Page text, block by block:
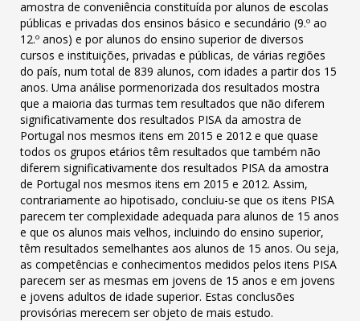
amostra de conveniência constituída por alunos de escolas
públicas e privadas dos ensinos básico e secundário (9.º ao
12.º anos) e por alunos do ensino superior de diversos
cursos e instituições, privadas e públicas, de várias regiões
do país, num total de 839 alunos, com idades a partir dos 15
anos. Uma análise pormenorizada dos resultados mostra
que a maioria das turmas tem resultados que não diferem
significativamente dos resultados PISA da amostra de
Portugal nos mesmos itens em 2015 e 2012 e que quase
todos os grupos etários têm resultados que também não
diferem significativamente dos resultados PISA da amostra
de Portugal nos mesmos itens em 2015 e 2012. Assim,
contrariamente ao hipotisado, concluiu-se que os itens PISA
parecem ter complexidade adequada para alunos de 15 anos
e que os alunos mais velhos, incluindo do ensino superior,
têm resultados semelhantes aos alunos de 15 anos. Ou seja,
as competências e conhecimentos medidos pelos itens PISA
parecem ser as mesmas em jovens de 15 anos e em jovens
e jovens adultos de idade superior. Estas conclusões
provisórias merecem ser objeto de mais estudo.